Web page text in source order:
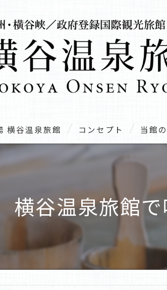
横谷温泉旅館 コンセプト 当館
家族
老舗
横谷温泉旅館